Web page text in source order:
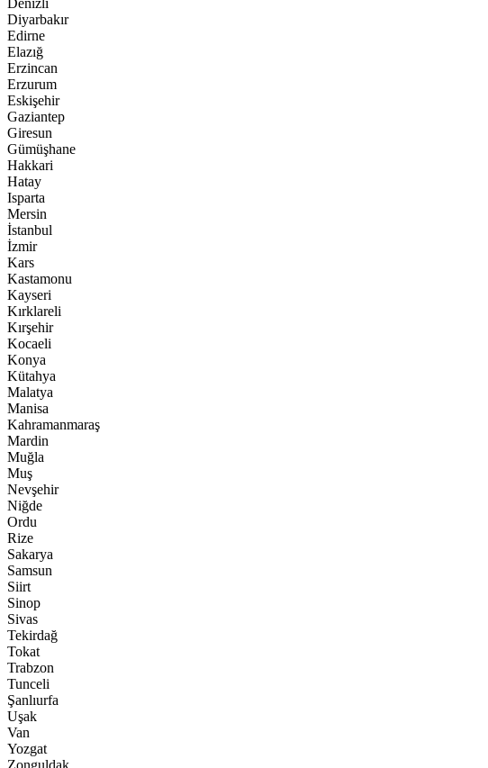
Denizli
Diyarbakır
Edirne
Elazığ
Erzincan
Erzurum
Eskişehir
Gaziantep
Giresun
Gümüşhane
Hakkari
Hatay
Isparta
Mersin
İstanbul
İzmir
Kars
Kastamonu
Kayseri
Kırklareli
Kırşehir
Kocaeli
Konya
Kütahya
Malatya
Manisa
Kahramanmaraş
Mardin
Muğla
Muş
Nevşehir
Niğde
Ordu
Rize
Sakarya
Samsun
Siirt
Sinop
Sivas
Tekirdağ
Tokat
Trabzon
Tunceli
Şanlıurfa
Uşak
Van
Yozgat
Zonguldak